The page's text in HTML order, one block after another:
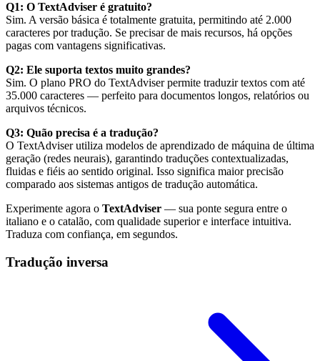
Q1: O TextAdviser é gratuito?
Sim. A versão básica é totalmente gratuita, permitindo até 2.000
caracteres por tradução. Se precisar de mais recursos, há opções
pagas com vantagens significativas.
Q2: Ele suporta textos muito grandes?
Sim. O plano PRO do TextAdviser permite traduzir textos com até
35.000 caracteres — perfeito para documentos longos, relatórios ou
arquivos técnicos.
Q3: Quão precisa é a tradução?
O TextAdviser utiliza modelos de aprendizado de máquina de última
geração (redes neurais), garantindo traduções contextualizadas,
fluidas e fiéis ao sentido original. Isso significa maior precisão
comparado aos sistemas antigos de tradução automática.
Experimente agora o TextAdviser — sua ponte segura entre o
italiano e o catalão, com qualidade superior e interface intuitiva.
Traduza com confiança, em segundos.
Tradução inversa